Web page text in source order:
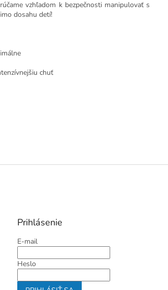
vzhľadom k bezpečnosti manipulovať s
dosahu detí!
chuť
Prihlásenie
E-mail
Heslo